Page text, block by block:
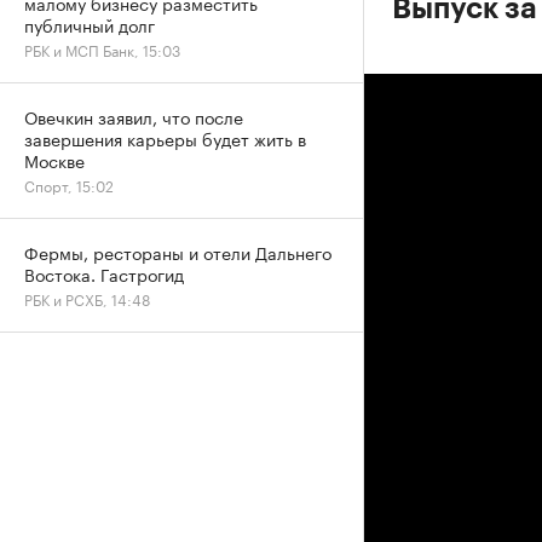
Выпуск
публичный долг
РБК и МСП Банк, 15:03
Овечкин заявил, что после
завершения карьеры будет жить в
Москве
Спорт, 15:02
Фермы, рестораны и отели Дальнего
Востока. Гастрогид
РБК и РСХБ, 14:48